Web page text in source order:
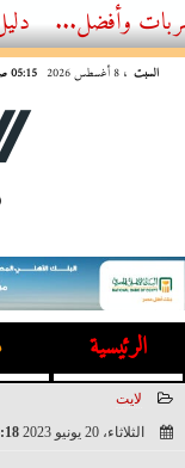
السبت ، 8 أغسطس 2026 05:15 صـ
الرئيسية
لايت
الثلاثاء، 20 يونيو 2023